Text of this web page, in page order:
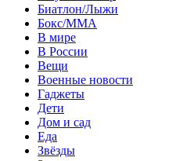
Биатлон/Лыжи
Бокс/MMA
В мире
В России
Вещи
Военные новости
Гаджеты
Дети
Дом и сад
Еда
Звёзды